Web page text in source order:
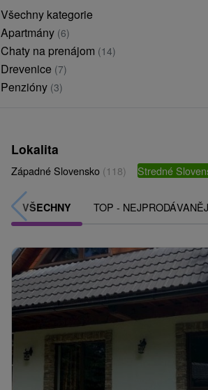
Všechny kategorie
Apartmány (6)
Chaty na prenájom (14)
Drevenice (7)
Penzióny (3)
Lokalita
Západné Slovensko (118) Stredné
VŠECHNY TOP -